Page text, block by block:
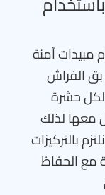
مبيدات آمنة
الفراش
لكل حشرة
معها لذلك
بالتركيزات
مع الحفاظ